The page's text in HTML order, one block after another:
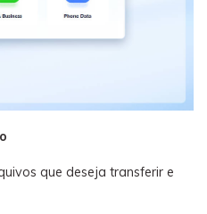
que deseja transferir e